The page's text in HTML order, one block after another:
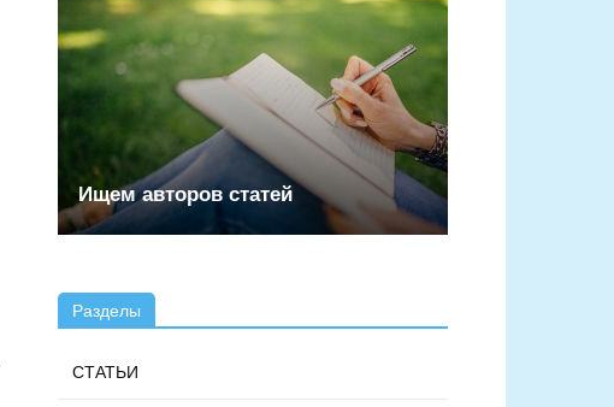
Ищем авторов статей
Разделы
СТАТЬИ